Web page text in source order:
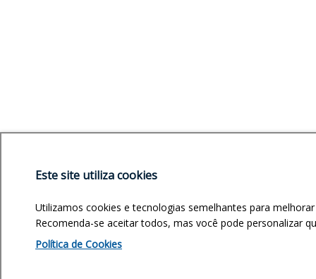
Este site utiliza cookies
Utilizamos cookies e tecnologias semelhantes para
Recomenda-se aceitar todos, mas você pode personalizar
Política de Cookies